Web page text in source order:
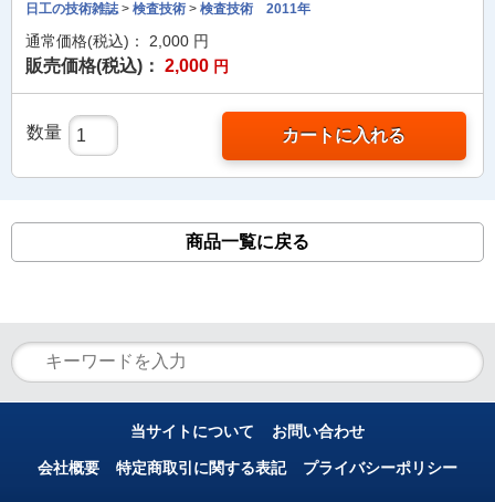
日工の技術雑誌> 検査技術 > 検査技術 2011年
通常価格(税込)： 2,000 円
販売価格(税込)： 2,000 円
数量 カートに入れる
商品一覧に戻る
当サイトについて お問い合わせ
会社概要 特定商取引に関する表記 プライバシーポリシー